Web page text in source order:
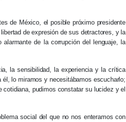
de México, el posible próximo presidente
de expresión de sus detractores, y la
de la corrupción del lenguaje, la
la sensibilidad, la experiencia y la crítica
lo miramos y necesitábamos escucharlo;
pudimos constatar su lucidez y el
social del que no nos enteramos con